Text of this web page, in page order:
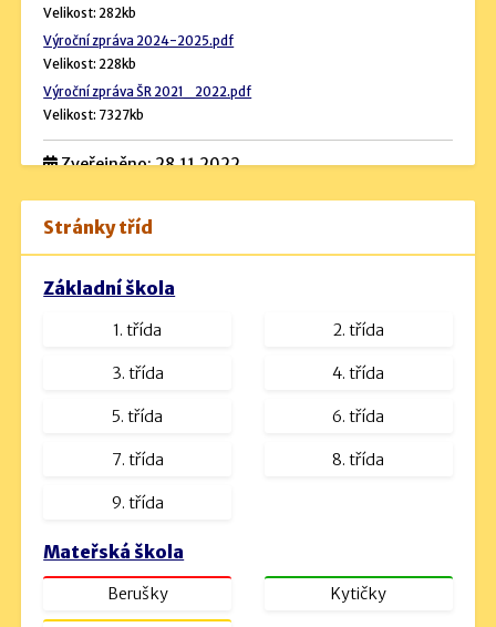
Velikost: 282kb
Výroční zpráva 2024-2025.pdf
Velikost: 228kb
Výroční zpráva ŠR 2021_2022.pdf
Velikost: 7327kb
Zveřejněno: 28.11.2022
Návrh rozpočtu 2024 (podrobný).pdf
Velikost: 534kb
Velikost: 16kb
Velikost: 1230kb
Stránky tříd
Základní škola
1. třída 2. třída
3. třída 4. třída
5. třída 6. třída
7. třída 8. třída
9. třída
Mateřská škola
Berušky Kytičky